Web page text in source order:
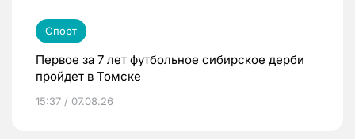
Спорт
Первое за 7 лет футбольное сибирское дерби
пройдет в Томске
15:37 / 07.08.26